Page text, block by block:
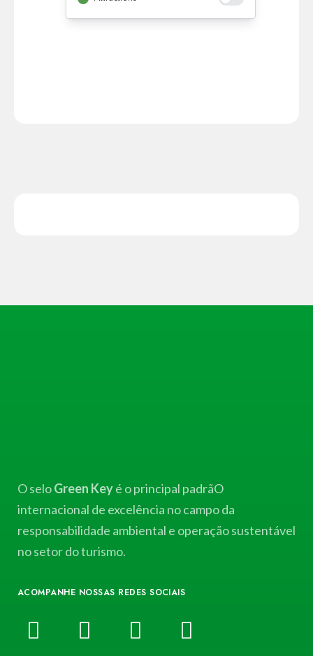
O seloGreen Keyé o principal padrãO
internacional de excelência no campo da
responsabilidade ambiental e operação sustentável
no setor do turismo.
ACOMPANHE NOSSAS REDES SOCIAIS